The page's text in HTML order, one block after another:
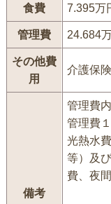
食費 7.395万
管理費 24.684
その他費
用
介護保
備考
管理費
管理費
光熱水
等）及
費、夜